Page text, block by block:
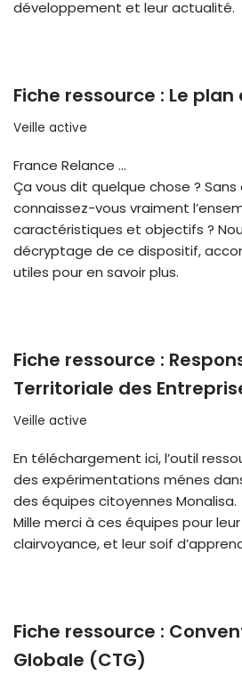
développement et leur actualité.
Fiche ressource : Le
Veille active
France Relance …
Ça vous dit quelque chose ? Sans
connaissez-vous vraiment
caractéristiques et objectifs ?
décryptage de ce dispositif,
utiles pour en savoir plus.
Fiche ressource :
Territoriale des
Veille active
En téléchargement ici, l’outil
des expérimentations ménes
des équipes citoyennes Monalisa.
Mille merci à ces équipes pour
clairvoyance, et leur soif
Fiche ressource :
Globale (CTG)